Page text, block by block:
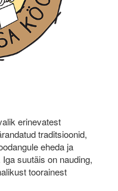
erinevatest
traditsioonid,
eheda ja
suutäis on nauding,
toorainest